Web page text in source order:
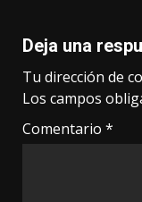
Deja una
Tu dirección de
Los campos
Comentario *